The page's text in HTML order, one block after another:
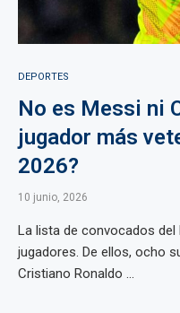
DEPORTES
No es Messi ni
jugador más
2026?
10 junio, 2026
La lista de convocados del
jugadores. De ellos, ocho
Cristiano Ronaldo ...